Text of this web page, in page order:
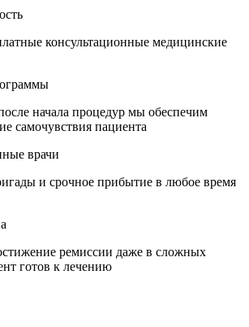
консультационные медицинские
начала процедур мы обеспечим
самочувствия пациента
и срочное прибытие в любое время
ремиссии даже в сложных
готов к лечению